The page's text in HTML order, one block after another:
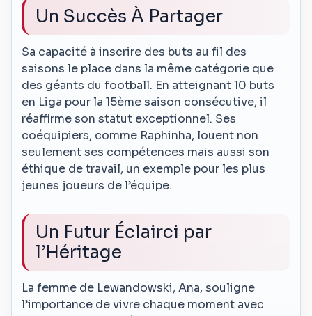
Un Succès À Partager
Sa capacité à inscrire des buts au fil des
saisons le place dans la même catégorie que
des géants du football. En atteignant 10 buts
en Liga pour la 15ème saison consécutive, il
réaffirme son statut exceptionnel. Ses
coéquipiers, comme Raphinha, louent non
seulement ses compétences mais aussi son
éthique de travail, un exemple pour les plus
jeunes joueurs de l’équipe.
Un Futur Éclairci par
l’Héritage
La femme de Lewandowski, Ana, souligne
l’importance de vivre chaque moment avec